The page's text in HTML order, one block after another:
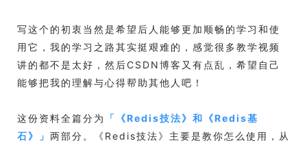
写这个的初衷当然是希望后人能够更加顺畅的学习和使
用它，我的学习之路其实挺艰难的，感觉很多教学视频
讲的都不是太好，然后CSDN博客又有点乱，希望自己
能够把我的理解与心得帮助其他人吧！
这份资料全篇分为 「 《Redis技法》和《Redis基
石》
」 两部分。《Redis技法》主要是教你怎么使用，从